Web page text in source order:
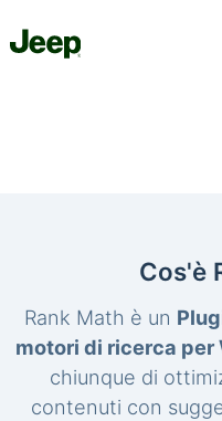
Cos'è
Rank Math è un
motori di ricerca per
chiunque di
contenuti con